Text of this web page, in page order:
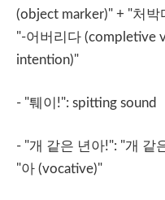
(object marker)" + "처박
"-어버리다 (completive
intention)"
- "퉤이 !": spitting sound
- "개 같은 년아!": "개 같
"아 (vocative)"